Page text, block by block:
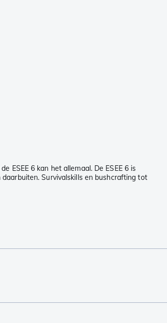
ESEE 6 kan het allemaal. De ESEE 6 is
Survivalskills en bushcrafting tot